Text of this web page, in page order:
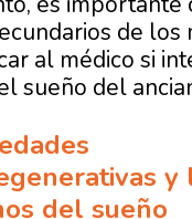
de los
al médico si
sueño del
y
del sueño